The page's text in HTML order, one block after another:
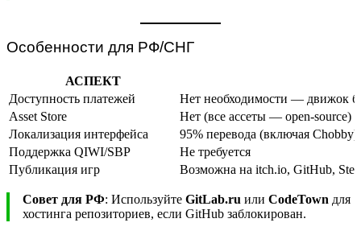
Особенности для РФ/СНГ
АСПЕКТ
Доступность платежей
Нет необходимости — движок
Asset Store
Нет (все ассеты — open-source)
Локализация интерфейса
95% перевода (включая Chobby)
Поддержка QIWI/SBP
Не требуется
Публикация игр
Возможна на itch.io, GitHub,
Совет для РФ: Используйте GitLab.ru или CodeTown для
хостинга репозиториев, если GitHub заблокирован.